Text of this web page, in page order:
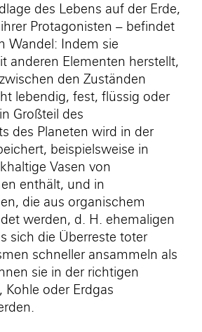
des Lebens auf der Erde,
Protagonisten – befindet
Wandel: Indem sie
anderen Elementen herstellt,
den Zuständen
lebendig, fest, flüssig oder
Großteil des
des Planeten wird in der
beispielsweise in
Vasen von
enthält, und in
die aus organischem
werden, d. H. ehemaligen
sich die Überreste toter
schneller ansammeln als
sie in der richtigen
oder Erdgas